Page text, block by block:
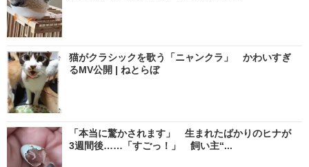
猫がクラシックを歌う「ニャンクラ」 かわいすぎ
るMV公開 | ねとらぼ
「本当に驚かされます」 生まれたばかりのヒナが
3週間後……「すごっ！」 飼い主“...